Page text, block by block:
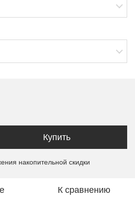
Купить
накопительной скидки
К сравнению